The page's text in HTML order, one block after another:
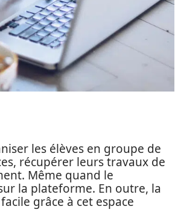
les élèves en groupe de
récupérer leurs travaux de
Même quand le
la plateforme. En outre, la
grâce à cet espace